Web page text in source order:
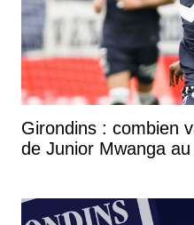
Girondins : combien
de Junior Mwanga